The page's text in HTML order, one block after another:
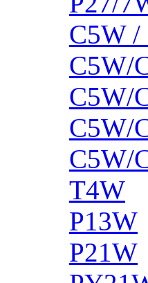
C5W /
C5W/
C5W/
C5W/
C5W/
T4W
P13W
P21W